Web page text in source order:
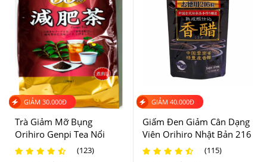
Dấm Đen Orihiro uống mỗi ngày sẽ giúp giảm cân rõ rệt
4.Viên Giảm Cân An Toàn Dấm Đen Orihiro Nên
Dùng Như Thế Nào Để Hiệu Quả?
-Uống 2 viên/ngày trước hoặc sau bữa ăn đều được.
GIẢM 30.000Đ
Trà Giảm Mỡ Bụng
Orihiro Genpi Tea Nổi
Tiếng Nhật Bản(123)
GIẢM 40.000Đ
Giấm Đen Giảm Cân Dạng
Viên Orihiro Nhật Bản 216
Viên
(115)